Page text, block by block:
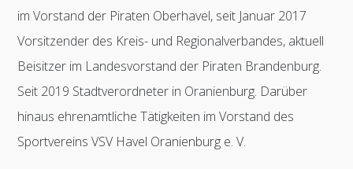
im Vorstand der Piraten Oberhavel, seit Januar 2017
Vorsitzender des Kreis- und Regionalverbandes, aktuell
Beisitzer im Landesvorstand der Piraten Brandenburg.
Seit 2019 Stadtverordneter in Oranienburg. Darüber
hinaus ehrenamtliche Tätigkeiten im Vorstand des
Sportvereins VSV Havel Oranienburg e. V.